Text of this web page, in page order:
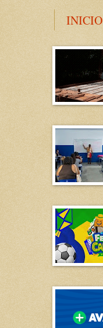
INICIO